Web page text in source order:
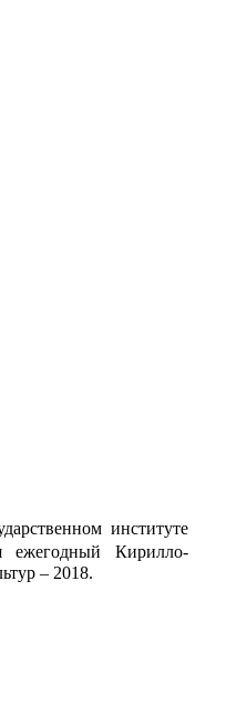
институте
ежегодный Кирилло-
– 2018.